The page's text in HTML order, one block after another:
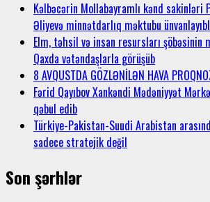
Kəlbəcərin Mollabayramlı kənd sakinləri
Əliyevə minnətdarlıq məktubu
Elm, təhsil və insan resursları şöbəsinin
Qaxda vətəndaşlarla görüşüb
8 AVQUSTDA GÖZLƏNİLƏN HAVA
Fərid Qayıbov Xankəndi Mədəniyyət
qəbul edib
Türkiye-Pakistan-Suudi Arabistan
sadece stratejik değil
Son şərhlər